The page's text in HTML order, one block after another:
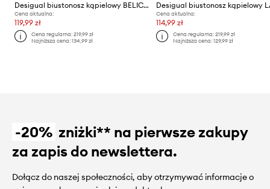
Desigual biustonosz kąpielowy BELICE TOP
Cena aktualna:
119,99 zł
Cena regularna:219,99 zł
Najniższa cena:134,99 zł
Cena aktualna:
114,99 zł
Cena regularna: 219,99 zł
Najniższa cena: 129,99 zł
-20% zniżki** na pierwsze zakupy
za zapis do newslettera.
Dołącz do naszej społeczności, aby otrzymywać informacje o